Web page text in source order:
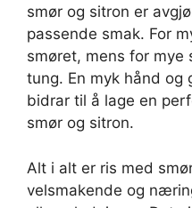
smør og sitron er
passende smak. For
smøret, mens for mye
tung. En myk hånd og
bidrar til å lage en
smør og sitron.
Alt i alt er ris med
velsmakende og